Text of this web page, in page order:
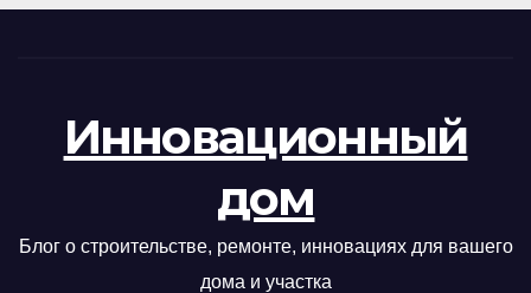
Инновационный
дом
Блог о строительстве, ремонте, инновациях для вашего
дома и участка